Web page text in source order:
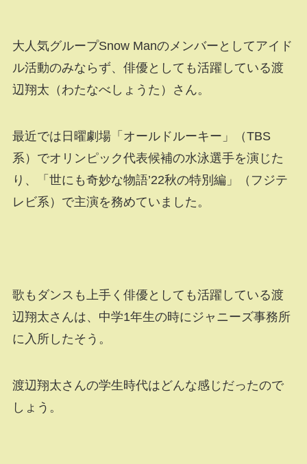
大人気グループSnow Manのメンバーとしてアイド
ル活動のみならず、俳優としても活躍している渡
辺翔太（わたなべしょうた）さん。
最近では日曜劇場「オールドルーキー」（TBS
系）でオリンピック代表候補の水泳選手を演じた
り、「世にも奇妙な物語’22秋の特別編」（フジテ
レビ系）で主演を務めていました。
歌もダンスも上手く俳優としても活躍している渡
辺翔太さんは、中学1年生の時にジャニーズ事務所
に入所したそう。
渡辺翔太さんの学生時代はどんな感じだったので
しょう。